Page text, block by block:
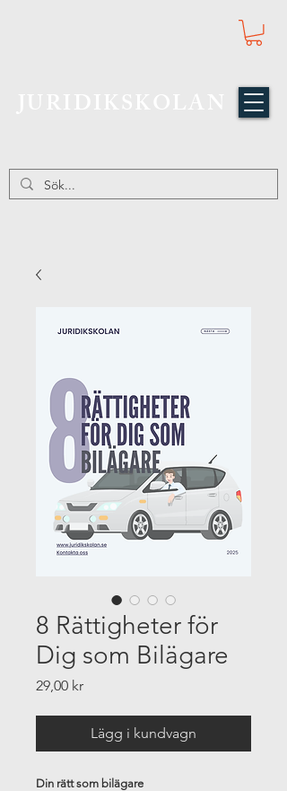
8 Rättigheter för
Dig som Bilägare
29,00 krPris
Lägg i kundvagn
Din rätt som bilägare